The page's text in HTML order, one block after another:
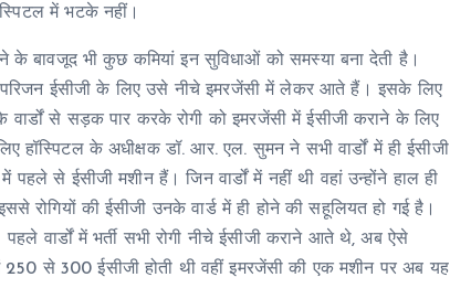
में भटके नहीं।
बावजूद भी कुछ कमियां इन सुविधाओं को समस्या बना देती है।
परिजन ईसीजी के लिए उसे नीचे इमरजेंसी में लेकर आते हैं। इसके लिए
वार्डों से सड़क पार करके रोगी को इमरजेंसी में ईसीजी कराने के लिए
हॉस्पिटल के अधीक्षक डॉ. आर. एल. सुमन ने सभी वार्डों में ही ईसीजी
से ईसीजी मशीन हैं। जिन वार्डों में नहीं थी वहां उन्होंने हाल ही
रोगियों की ईसीजी उनके वार्ड में ही होने की सहूलियत हो गई है।
वार्डों में भर्ती सभी रोगी नीचे ईसीजी कराने आते थे, अब ऐसे
250 से 300 ईसीजी होती थी वहीं इमरजेंसी की एक मशीन पर अब यह